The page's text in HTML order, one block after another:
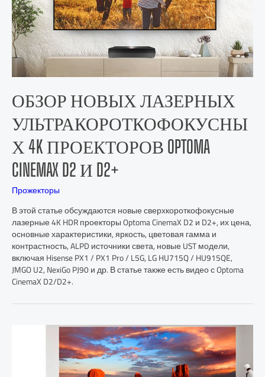
ОБЗОР НОВЫХ ЛАЗЕРНЫХ
УЛЬТРАКОРОТКОФОКУСНЫ
Х 4K ПРОЕКТОРОВ OPTOMA
CINEMAX D2 И D2+
Прожекторы
В этой статье обсуждаются новые сверхкороткофокусные
лазерные 4K HDR проекторы Optoma CinemaX D2 и D2+, их цена,
основные характеристики, яркость, цветовая гамма и
контрастность, ALPD источники света, новые UST модели,
включая Hisense PX1 / PX1 Pro / L5G, LG HU715Q / HU915QE,
JMGO U2, NexiGo PJ90 и др. В статье также есть видео с Optoma
CinemaX D2/D2+.